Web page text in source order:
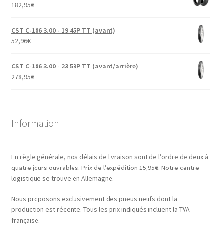
182,95€
CST C-186 3.00 - 19 45P TT (avant)
52,96€
CST C-186 3.00 - 23 59P TT (avant/arrière)
278,95€
Information
En règle générale, nos délais de livraison sont de l’ordre de deux à
quatre jours ouvrables. Prix de l’expédition 15,95€. Notre centre
logistique se trouve en Allemagne.
Nous proposons exclusivement des pneus neufs dont la
production est récente. Tous les prix indiqués incluent la TVA
française.